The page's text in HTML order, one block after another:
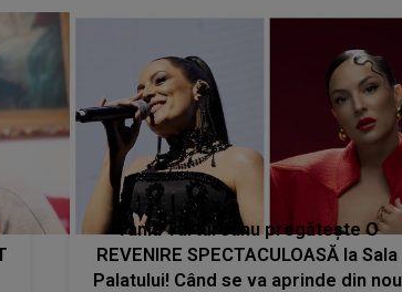
Tania Turtureanu pregătește O
REVENIRE SPECTACULOASĂ la Sala
Palatului! Când se va aprinde din nou